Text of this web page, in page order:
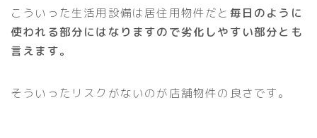
こういった生活用設備は居住用物件だと 毎日のように
使われる部分にはなりますので劣化しやすい部分とも
言えます。
そういったリスクがないのが店舗物件の良さです。